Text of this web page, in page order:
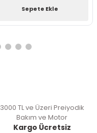
Sepete Ekle
3000 TL ve Üzeri Preiyodik
Bakım ve Motor
Kargo Ücretsiz